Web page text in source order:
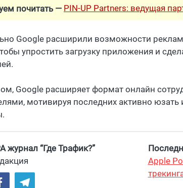
почитать — PIN-UP Partners: ведущая
Google расширили возможности
упростить загрузку приложения и
Google расширяет формат онлайн
мотивируя последних активно
журнал “Где Трафик?”
Apple